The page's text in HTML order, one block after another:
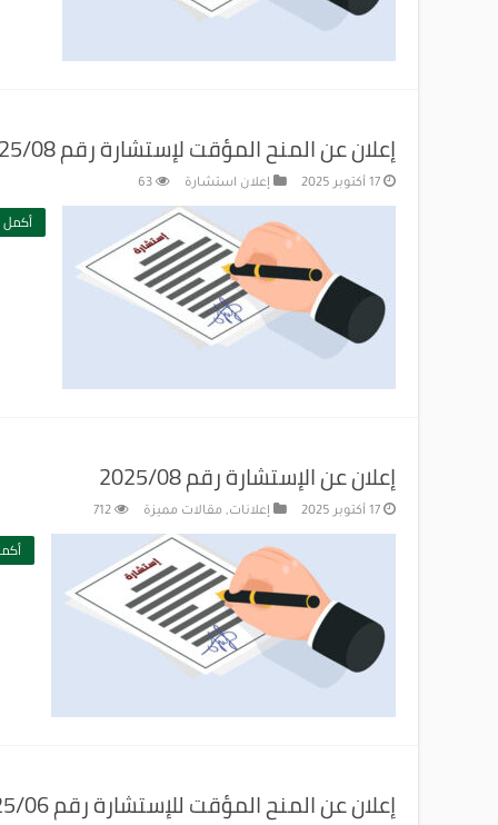
إعلان عن المنح المؤقت لإستشارة رقم 2025/08
17 أكتوبر 2025 إعلان استشارة 63
أكمل
إعلان عن الإستشارة رقم 2025/08
17 أكتوبر 2025 إعلانات, مقالات مميزة 712
إعلان عن المنح المؤقت للإستشارة رقم 2025/06